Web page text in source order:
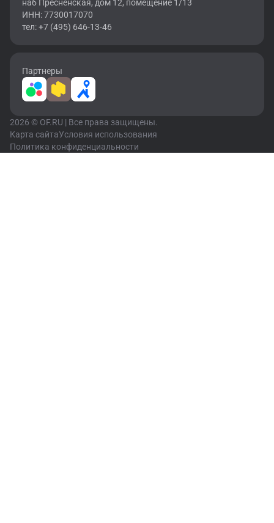
наб Пресненская, дом 12, помещение 1/13
ИНН: 7730017070
тел: +7 (495) 646-13-46
Партнеры
2026 © OF.RU | Все права защищены.
Карта сайтаУсловия использования
Политика конфиденциальности